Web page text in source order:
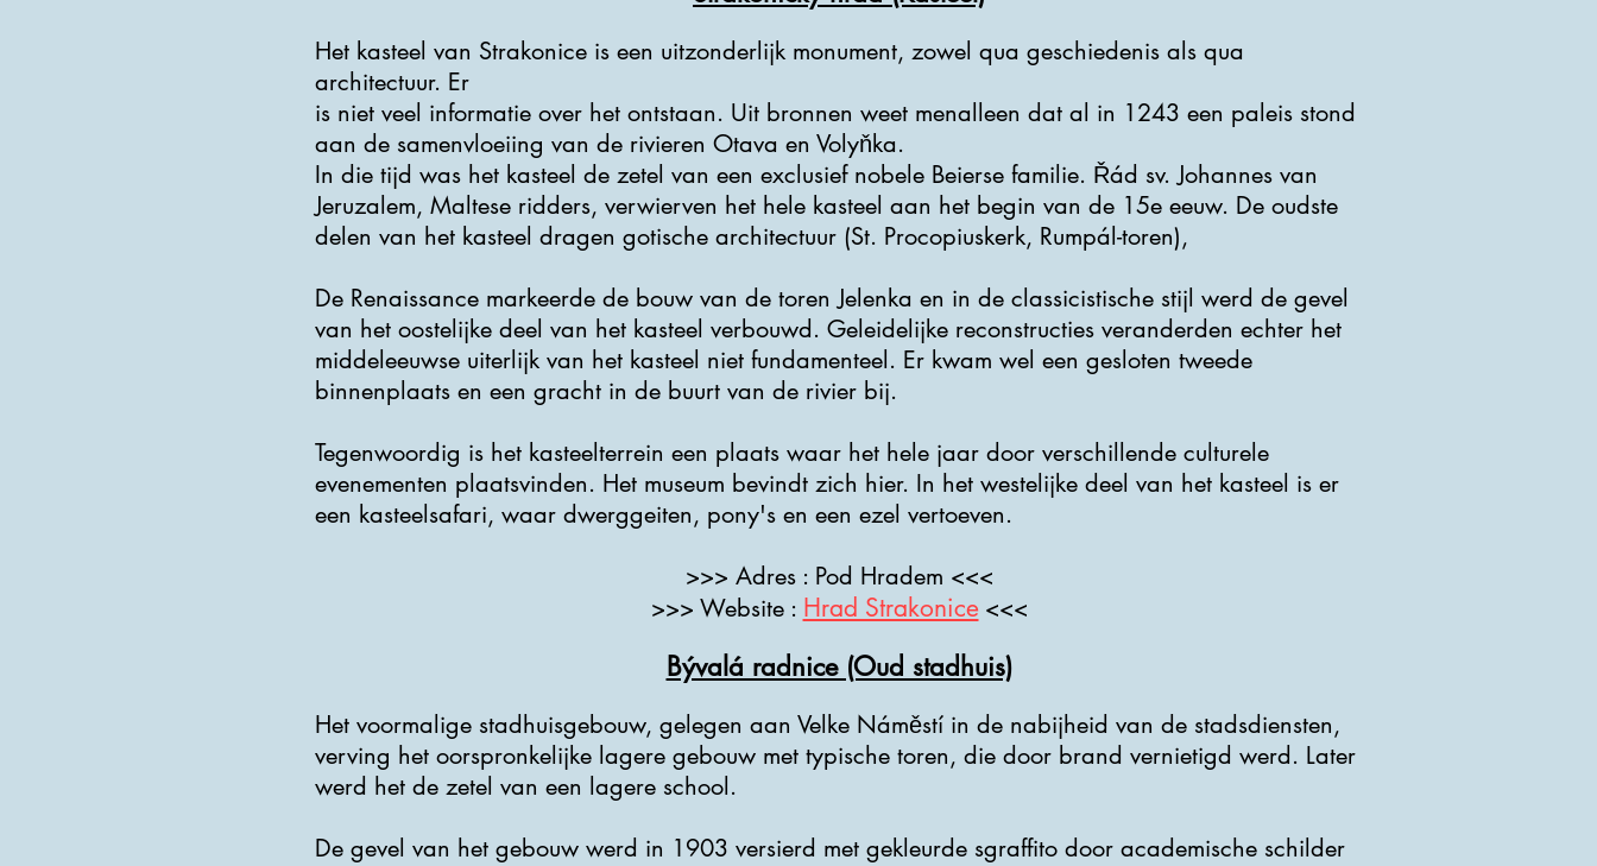
Het kasteel van Strakonice is een uitzonderlijk monument, zowel qua geschiedenis als qua
architectuur. Er
is niet veel informatie over het ontstaan. Uit bronnen weet menalleen dat al in 1243 een paleis stond
aan de samenvloeiing van de rivieren Otava en Volyňka.
In die tijd was het kasteel de zetel van een exclusief nobele Beierse familie. Řád sv. Johannes van
Jeruzalem, Maltese ridders, verwierven het hele kasteel aan het begin van de 15e eeuw. De oudste
delen van het kasteel dragen gotische architectuur (St. Procopiuskerk, Rumpál-toren),
De Renaissance markeerde de bouw van de toren Jelenka en in de classicistische stijl werd de gevel
van het oostelijke deel van het kasteel verbouwd. Geleidelijke reconstructies veranderden echter het
middeleeuwse uiterlijk van het kasteel niet fundamenteel. Er kwam wel een gesloten tweede
binnenplaats en een gracht in de buurt van de rivier bij.
Tegenwoordig is het kasteelterrein een plaats waar het hele jaar door verschillende culturele
evenementen plaatsvinden. Het museum bevindt zich hier. In het westelijke deel van het kasteel is er
een kasteelsafari, waar dwerggeiten, pony's en een ezel vertoeven.
>>> Adres : Pod Hradem <<<
>>> Website : Hrad Strakonice <<<
Bývalá radnice (Oud stadhuis)
Het voormalige stadhuisgebouw, gelegen aan Velke Náměstí in de nabijheid van de stadsdiensten,
verving het oorspronkelijke lagere gebouw met typische toren, die door brand vernietigd werd. Later
werd het de zetel van een lagere school.
De gevel van het gebouw werd in 1903 versierd met gekleurde sgraffito door academische schilder